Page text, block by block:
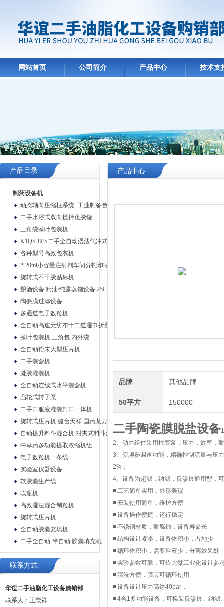
网站首页 公司简介 产品中心 技术支
产品目录
制药设备机
动态轴向压缩柱系统+工业制备色谱系统
二手水浴式双向搅拌化胶罐
三角袋茶叶包装机
K1QS-8ES二手全自动湿法气冲式胶塞清洗机
各种型号高效包衣机
2-20ml小容量注射剂车间分托印字安瓿联动机
旋转式不干胶贴标机
酿酒设备 精油/纯露蒸馏设备 25L固液蒸馏器、
陶瓷膜过滤设备
多通道电子数粒机
全自动高速无纺布十二道湿巾折叠机
茶叶包装机 三角包 内外袋
全自动粉末大型压片机
二手装盒机
凝胶灌装机
全自动连续式水平装盒机
凸轮式转子泵
二手口服液灌装封口一体机
旋转式压片机 健台天祥 国药龙力
自动提升料斗混合机 对夹式料斗混合机
中草药多功能提取浓缩机组
电子数粒机一条线
实验室仪器设备
软胶囊生产线
吹瓶机
高效湿法混合制粒机
旋转式压片机
全自动胶囊充填机
二手全自动-半自动 胶囊填充机
联系方式
华谊二手油脂化工设备购销部
联系人：王崇祥
产品中心
品牌 其他品牌
50平方 150000
二手陶瓷膜脱盐设备
2、动力组件采用柱塞泵，压力，效率，
3、变频器调速功能，精确控制流量与压
2%；
4、设备为超滤，纳滤，反渗透通用型，
◾ 工艺简单实用，外形美观
◾ 安装使用简单，维护方便
◾ 设备操作便捷，运行稳定
◾ 不锈钢材质，耐腐蚀，设备寿命长
◾ 结构设计紧凑，设备体积小，占地少
◾ 循环体积小，需要料液少，分离效果好
◾ 实验参数可靠，可依此做工业化设计参
◾ 清洗方便，膜芯可循环使用
◾ 设备设计压力高达40bar，
◾ 4合1多功能设备，可换装反渗透、纳滤